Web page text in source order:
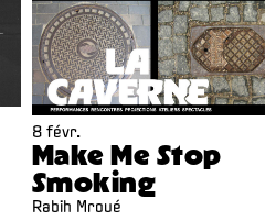
8 févr.
Make Me Stop
Smoking
Rabih Mroué